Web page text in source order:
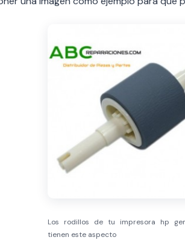
Los rodillos de tu impresora hp
tienen este aspecto